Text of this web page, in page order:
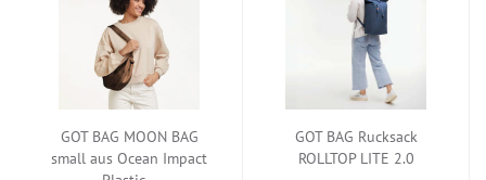
GOT BAG MOON BAG
small aus Ocean Impact
GOT BAG Rucksack
ROLLTOP LITE 2.0